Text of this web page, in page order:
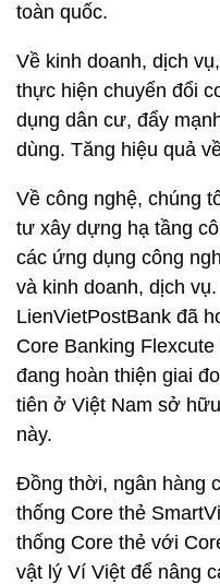
toàn quốc.
Về kinh doanh, dịch
thực hiện chuyển đổi
dụng dân cư, đẩy
dùng. Tăng hiệu quả
Về công nghệ, chúng
tư xây dựng hạ tầng
các ứng dụng công
và kinh doanh, dịch
LienVietPostBank đã
Core Banking
đang hoàn thiện giai
tiên ở Việt Nam sở
này.
Đồng thời, ngân hàng
thống Core thẻ
thống Core thẻ với
vật lý Ví Việt để nâng